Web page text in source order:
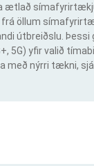
ætlað
öllum
útbreiðslu.
5G) yfir valið
með nýrri tækni,